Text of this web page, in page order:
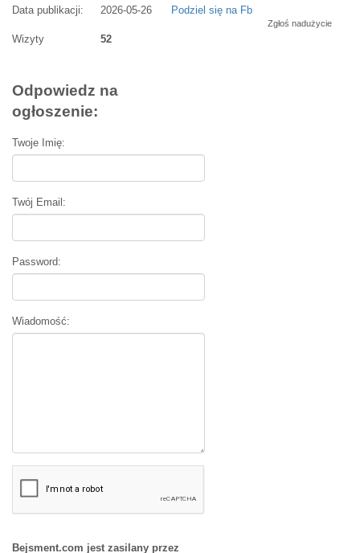
Data publikacji: 2026-05-26 Podziel się na Fb
Zgłoś nadużycie
Wizyty 52
Odpowiedz na
ogłoszenie:
Twoje Imię:
Twój Email:
Password:
Wiadomość:
Bejsment.com jest zasilany przez